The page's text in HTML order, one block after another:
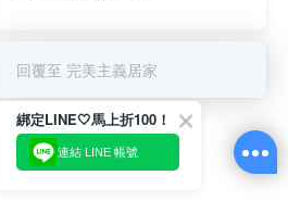
回覆至 完美主義居家
綁定LINE🤍馬上折100！
連結 LINE 帳號